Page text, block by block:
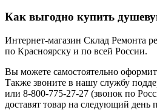
Как выгодно купить
Интернет-магазин Склад Ремонта
по Красноярску и по всей России.
Вы можете самостоятельно
Также звоните в нашу службу
или 8-800-775-27-27 (звонок по
доставят товар на следующий день